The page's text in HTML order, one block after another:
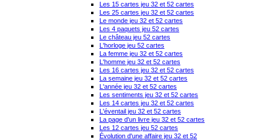
Les 15 cartes jeu 32 et 52 cartes
Les 25 cartes jeu 32 et 52 cartes
Le monde jeu 32 et 52 cartes
Les 4 paquets jeu 52 cartes
Le château jeu 52 cartes
L'horloge jeu 52 cartes
La femme jeu 32 et 52 cartes
L'homme jeu 32 et 52 cartes
Les 16 cartes jeu 32 et 52 cartes
La semaine jeu 32 et 52 cartes
L'année jeu 32 et 52 cartes
Les sentiments jeu 32 et 52 cartes
Les 14 cartes jeu 32 et 52 cartes
L'éventail jeu 32 et 52 cartes
La page d'un livre jeu 32 et 52 cartes
Les 12 cartes jeu 52 cartes
Évolution d'une affaire jeu 32 et 52